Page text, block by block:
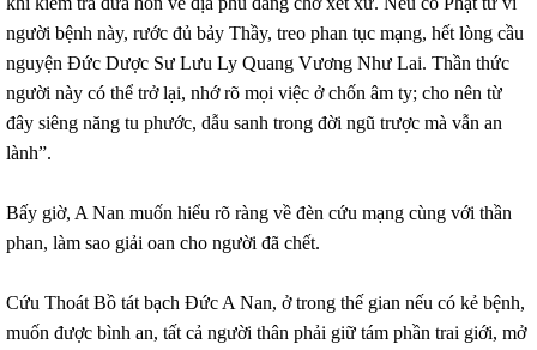
người bệnh này, rước đủ bảy Thầy, treo phan tục mạng, hết lòng cầu
nguyện Đức Dược Sư Lưu Ly Quang Vương Như Lai. Thần thức
người này có thể trở lại, nhớ rõ mọi việc ở chốn âm ty; cho nên từ
đây siêng năng tu phước, dẫu sanh trong đời ngũ trược mà vẫn an
lành”.
Bấy giờ, A Nan muốn hiểu rõ ràng về đèn cứu mạng cùng với thần
phan, làm sao giải oan cho người đã chết.
Cứu Thoát Bồ tát bạch Đức A Nan, ở trong thế gian nếu có kẻ bệnh,
muốn được bình an, tất cả người thân phải giữ tám phần trai giới, mở